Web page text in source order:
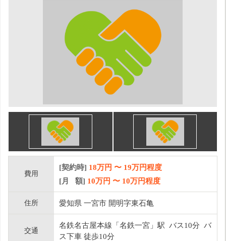
費用
[契約時] 18万円 〜 19万円程度
[月 額] 10万円 〜 10万円程度
住所 愛知県 一宮市 開明字東石亀
交通
名鉄名古屋本線「名鉄一宮」駅 バス10分 バ
ス下車 徒歩10分